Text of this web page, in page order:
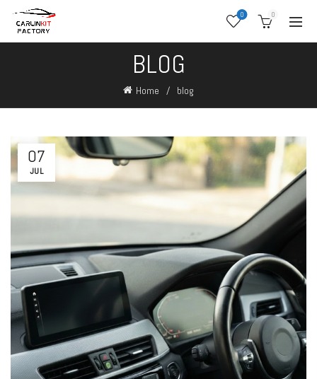
0 0
BLOG
Home blog
07
JUL